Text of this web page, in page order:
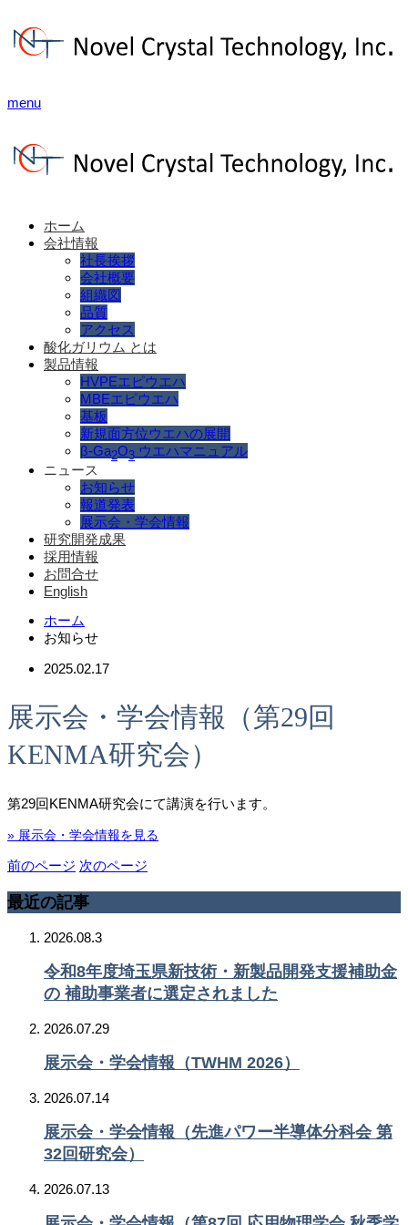
menu
ホーム
会社情報
社長挨拶
会社概要
組織図
品質
アクセス
酸化ガリウム とは
製品情報
HVPEエピウエハ
MBEエピウエハ
基板
新規面方位ウエハの展開
β-Ga2O3 ウエハマニュアル
ニュース
お知らせ
報道発表
展示会・学会情報
研究開発成果
採用情報
お問合せ
English
ホーム
お知らせ
2025.02.17
展示会・学会情報（第29回
KENMA研究会）
第29回KENMA研究会にて講演を行います。
» 展示会・学会情報を見る
前のページ 次のページ
最近の記事
2026.08.3
令和8年度埼玉県新技術・新製品開発支援補助金
の 補助事業者に選定されました
2026.07.29
展示会・学会情報（TWHM 2026）
2026.07.14
展示会・学会情報（先進パワー半導体分科会 第
32回研究会）
2026.07.13